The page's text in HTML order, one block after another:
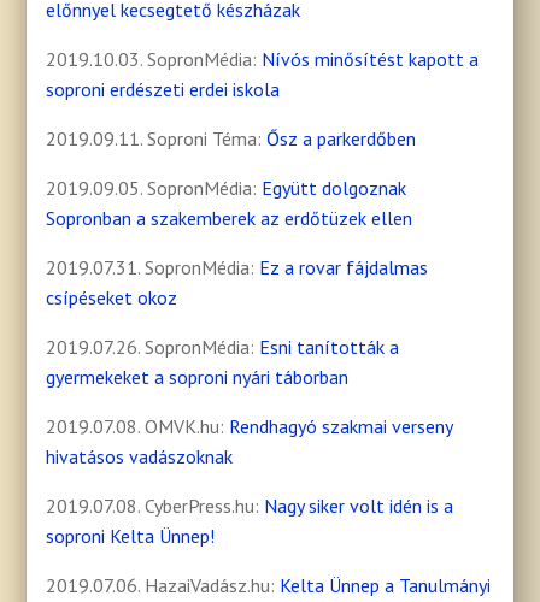
előnnyel kecsegtető készházak
2019.10.03. SopronMédia: Nívós minősítést kapott a
soproni erdészeti erdei iskola
2019.09.11. Soproni Téma:Ősz a parkerdőben
2019.09.05. SopronMédia: Együtt dolgoznak
Sopronban a szakemberek az erdőtüzek ellen
2019.07.31. SopronMédia: Ez a rovar fájdalmas
csípéseket okoz
2019.07.26. SopronMédia: Esni tanították a
gyermekeket a soproni nyári táborban
2019.07.08. OMVK.hu: Rendhagyó szakmai verseny
hivatásos vadászoknak
2019.07.08. CyberPress.hu: Nagy siker volt idén is a
soproni Kelta Ünnep!
2019.07.06. HazaiVadász.hu: Kelta Ünnep a Tanulmányi